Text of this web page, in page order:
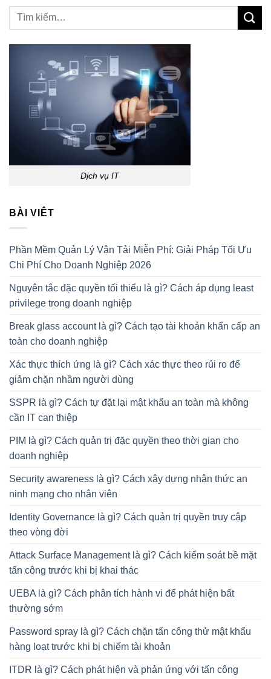
Dịch vụ IT
BÀI VIÊT
Phần Mềm Quản Lý Vận Tải Miễn Phí: Giải Pháp Tối Ưu
Chi Phí Cho Doanh Nghiệp 2026
Nguyên tắc đặc quyền tối thiểu là gì? Cách áp dụng least
privilege trong doanh nghiệp
Break glass account là gì? Cách tạo tài khoản khẩn cấp an
toàn cho doanh nghiệp
Xác thực thích ứng là gì? Cách xác thực theo rủi ro để
giảm chặn nhầm người dùng
SSPR là gì? Cách tự đặt lại mật khẩu an toàn mà không
cần IT can thiệp
PIM là gì? Cách quản trị đặc quyền theo thời gian cho
doanh nghiệp
Security awareness là gì? Cách xây dựng nhận thức an
ninh mạng cho nhân viên
Identity Governance là gì? Cách quản trị quyền truy cập
theo vòng đời
Attack Surface Management là gì? Cách kiểm soát bề mặt
tấn công trước khi bị khai thác
UEBA là gì? Cách phân tích hành vi để phát hiện bất
thường sớm
Password spray là gì? Cách chặn tấn công thử mật khẩu
hàng loạt trước khi bị chiếm tài khoản
ITDR là gì? Cách phát hiện và phản ứng với tấn công